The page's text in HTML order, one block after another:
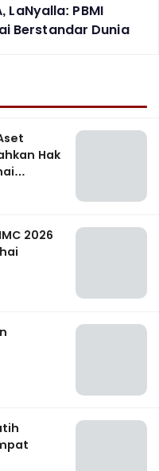
LaNyalla: PBMI
Berstandar Dunia
Hak
2026